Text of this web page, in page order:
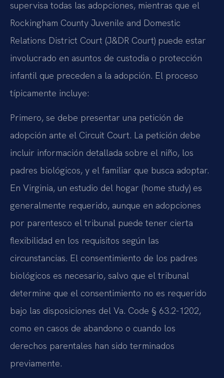
supervisa todas las adopciones, mientras que el
Rockingham County Juvenile and Domestic
Relations District Court (J&DR Court) puede estar
involucrado en asuntos de custodia o protección
infantil que preceden a la adopción. El proceso
típicamente incluye:
Primero, se debe presentar una petición de
adopción ante el Circuit Court. La petición debe
incluir información detallada sobre el niño, los
padres biológicos, y el familiar que busca adoptar.
En Virginia, un estudio del hogar (home study) es
generalmente requerido, aunque en adopciones
por parentesco el tribunal puede tener cierta
flexibilidad en los requisitos según las
circunstancias. El consentimiento de los padres
biológicos es necesario, salvo que el tribunal
determine que el consentimiento no es requerido
bajo las disposiciones del Va. Code § 63.2-1202,
como en casos de abandono o cuando los
derechos parentales han sido terminados
previamente.